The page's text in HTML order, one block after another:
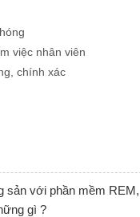
việc nhân viên
chính xác
sản với phần mềm
gì ?